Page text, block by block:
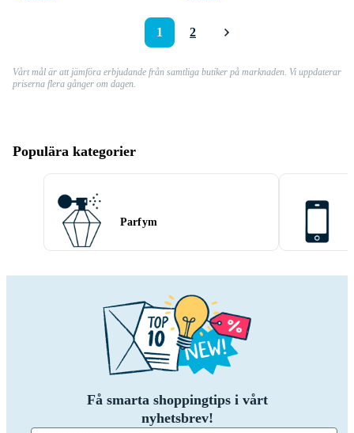
1 2
Vårt mål är att jämföra erbjudande från samtliga butiker på marknaden. Vi uppdaterar
priserna flera gånger om dagen.
Populära kategorier
Parfym
Få smarta shoppingtips i vårt
nyhetsbrev!